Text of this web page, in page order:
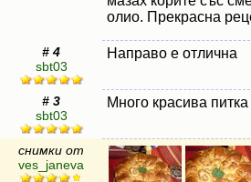
олио. Прекрасна
# 4
sbt03
Направо е отлична
# 3
sbt03
Много красива питка
снимки от
ves_janeva